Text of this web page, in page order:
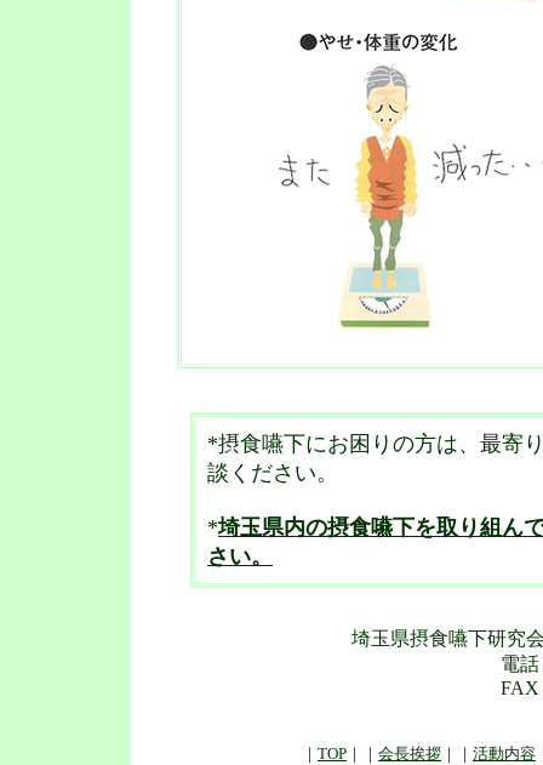
*摂食嚥下にお困りの方は、最寄
談ください。
*埼玉県内の摂食嚥下を取り組ん
さい。
埼玉県摂食嚥下研究
電
FAX
｜ TOP ｜｜ 会長挨拶 ｜｜ 活動内容